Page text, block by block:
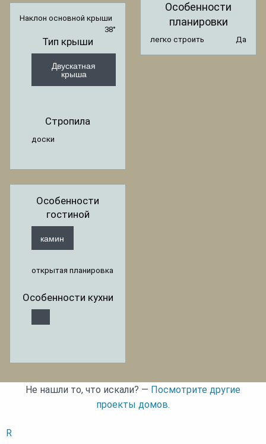
Наклон основной крыши
38°
Тип крыши
Двускатная
крыша
Стропила
доски
Особенности
гостиной
камин
открытая планировка
Особенности кухни
Особенности
планировки
легко строить Да
Не нашли то, что искали? — Посмотрите другие
проекты домов.
R